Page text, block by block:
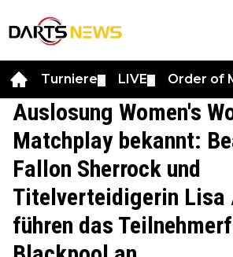
Turniere LIVE Order of
Auslosung Women's
Matchplay bekannt:
Fallon Sherrock und
Titelverteidigerin Lisa
führen das